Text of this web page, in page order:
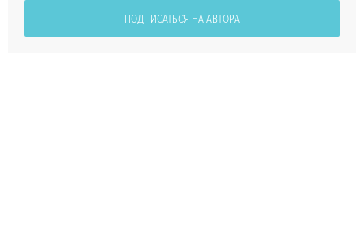
ПОДПИСАТЬСЯ НА АВТОРА